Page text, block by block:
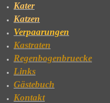
Kater
Katzen
Verpaarungen
Kastraten
Regenbogenbruecke
Links
Gästebuch
Kontakt